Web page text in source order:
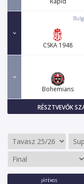
CSKA 1948
Bohemians
RÉSZTVEVŐK
JÁTÉKOS